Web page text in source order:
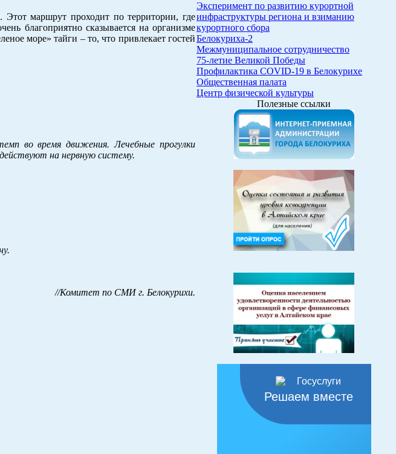
маршрут проходит по территории, где
благоприятно сказывается на организме
море» тайги – то, что привлекает гостей
во время движения. Лечебные прогулки
на нервную систему.
//Комитет по СМИ г. Белокурихи.
Эксперимент по развитию курортной
инфраструктуры региона и взиманию
курортного сбора
Белокуриха-2
Межмуниципальное сотрудничество
75-летие Великой Победы
Профилактика COVID-19 в Белокурихе
Общественная палата
Центр физической культуры
Полезные ссылки
Решаем вместе